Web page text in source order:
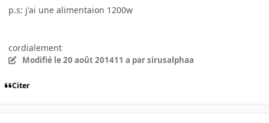
p.s: j'ai une alimentaion 1200w
cordialement
Modifié le 20 août 201411 a par sirusalphaa
Citer